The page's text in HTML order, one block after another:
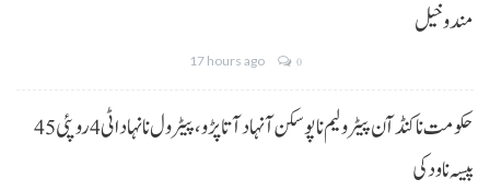
مندوخیل
17 hours ago 0
حکومت نا کنڈ آن پیٹرولیم نا پوسکن آ نہاد آتا پڑو،پیٹرول نا نہاد اٹی 4 روپئی 45
پیسہ نا ودکی